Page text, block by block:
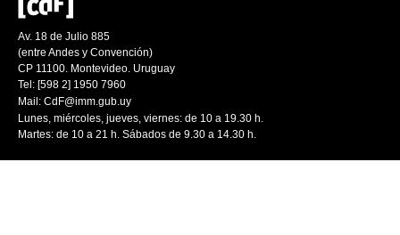
Av. 18 de Julio 885
(entre Andes y Convención)
CP 11100. Montevideo. Uruguay
Tel: [598 2] 1950 7960
Mail: CdF@imm.gub.uy
Lunes, miércoles, jueves, viernes: de 10 a 19.30 h.
Martes: de 10 a 21 h. Sábados de 9.30 a 14.30 h.